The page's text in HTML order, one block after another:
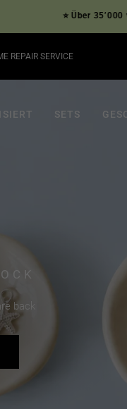
⭐ Über 35’000 verifizierte
REPAIR SERVICE
SETS
back